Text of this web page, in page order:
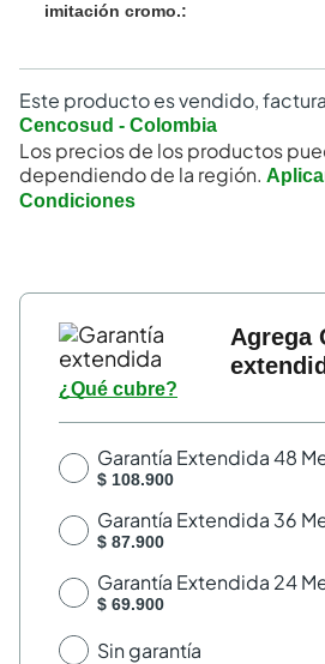
imitación cromo.:
Este producto es vendido,
Cencosud - Colombia
Los precios de los productos
dependiendo de la región.
Condiciones
Agrega
¿Qué cubre?
Garantía Extendida 48
$ 108.900
Garantía Extendida 36
$ 87.900
Garantía Extendida 24
$ 69.900
Sin garantía